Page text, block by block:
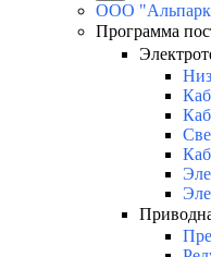
ООО
Программа